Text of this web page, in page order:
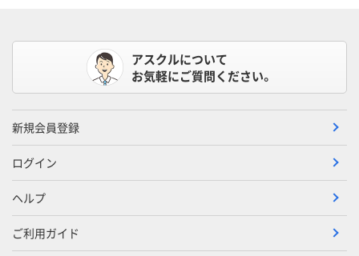
アスクルについて
お気軽にご質問ください。
新規会員登録
ログイン
ヘルプ
ご利用ガイド